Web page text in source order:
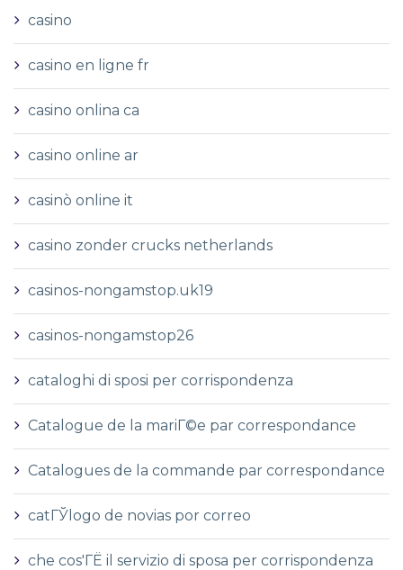
casino
casino en ligne fr
casino onlina ca
casino online ar
casinò online it
casino zonder crucks netherlands
casinos-nongamstop.uk19
casinos-nongamstop26
cataloghi di sposi per corrispondenza
Catalogue de la mariГ©e par correspondance
Catalogues de la commande par correspondance
catГЎlogo de novias por correo
che cos'ГЁ il servizio di sposa per corrispondenza